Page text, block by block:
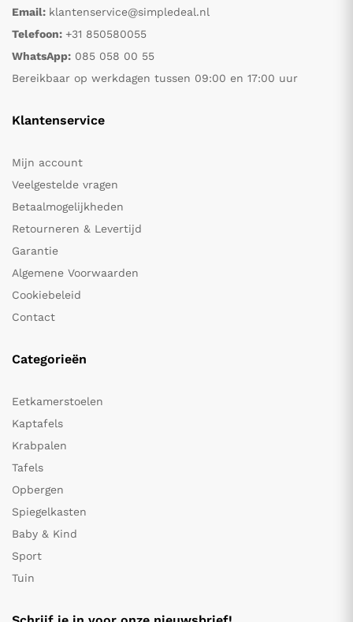
Email: klantenservice@simpledeal.nl
Telefoon: +31 850580055
WhatsApp: 085 058 00 55
Bereikbaar op werkdagen tussen 09:00 en 17:00 uur
Klantenservice
Mijn account
Veelgestelde vragen
Betaalmogelijkheden
Retourneren & Levertijd
Garantie
Algemene Voorwaarden
Cookiebeleid
Contact
Categorieën
Eetkamerstoelen
Kaptafels
Krabpalen
Tafels
Opbergen
Spiegelkasten
Baby & Kind
Sport
Tuin